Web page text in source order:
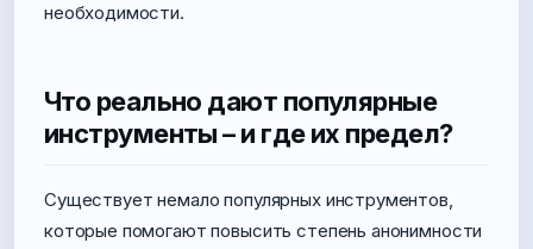
необходимости.
Что реально дают популярные
инструменты – и где их предел?
Существует немало популярных инструментов,
которые помогают повысить степень анонимности